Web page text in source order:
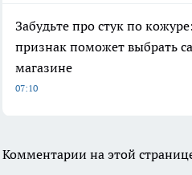
Забудьте про стук по
признак поможет выбрать
магазине
07:10
Комментарии на этой